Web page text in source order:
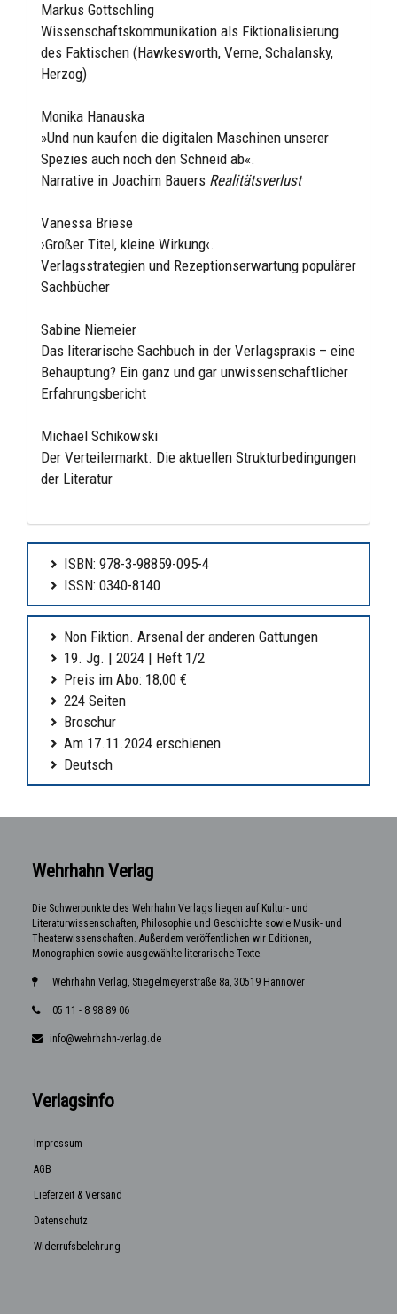
Markus Gottschling
Wissenschaftskommunikation als Fiktionalisierung
des Faktischen (Hawkesworth, Verne, Schalansky,
Herzog)
Monika Hanauska
»Und nun kaufen die digitalen Maschinen unserer
Spezies auch noch den Schneid ab«.
Narrative in Joachim Bauers Realitätsverlust
Vanessa Briese
›Großer Titel, kleine Wirkung‹.
Verlagsstrategien und Rezeptionserwartung populärer
Sachbücher
Sabine Niemeier
Das literarische Sachbuch in der Verlagspraxis – eine
Behauptung? Ein ganz und gar unwissenschaftlicher
Erfahrungsbericht
Michael Schikowski
Der Verteilermarkt. Die aktuellen Strukturbedingungen
der Literatur
ISBN: 978-3-98859-095-4
ISSN: 0340-8140
Non Fiktion. Arsenal der anderen Gattungen
19. Jg. | 2024 | Heft 1/2
Preis im Abo: 18,00 €
224 Seiten
Broschur
Am 17.11.2024 erschienen
Deutsch
Wehrhahn Verlag
Die Schwerpunkte des Wehrhahn Verlags liegen auf Kultur- und
Literaturwissenschaften, Philosophie und Geschichte sowie Musik- und
Theaterwissenschaften. Außerdem veröffentlichen wir Editionen,
Monographien sowie ausgewählte literarische Texte.
Wehrhahn Verlag, Stiegelmeyerstraße 8a, 30519 Hannover
05 11 - 8 98 89 06
info@wehrhahn-verlag.de
Verlagsinfo
Impressum
AGB
Lieferzeit & Versand
Datenschutz
Widerrufsbelehrung